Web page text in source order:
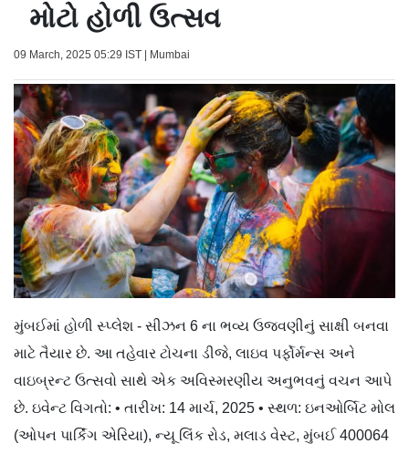
મોટો હોળી ઉત્સવ
09 March, 2025 05:29 IST | Mumbai
મુંબઈમાં હોળી સ્પ્લેશ - સીઝન 6 ના ભવ્ય ઉજવણીનું સાક્ષી બનવા
માટે તૈયાર છે. આ તહેવાર ટોચના ડીજે, લાઇવ પર્ફોર્મન્સ અને
વાઇબ્રન્ટ ઉત્સવો સાથે એક અવિસ્મરણીય અનુભવનું વચન આપે
છે. ઇવેન્ટ વિગતો: • તારીખ: 14 માર્ચ, 2025 • સ્થળ: ઇનઓર્બિટ મોલ
(ઓપન પાર્કિંગ એરિયા), ન્યૂ લિંક રોડ, મલાડ વેસ્ટ, મુંબઈ 400064